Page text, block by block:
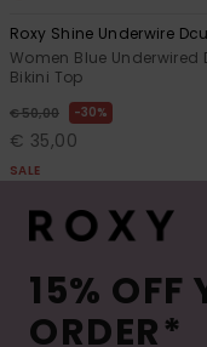
Roxy Shine Underwire
Women Blue Underwired
Bikini Top
€ 50,00 30%
€ 35,00
SALE
15% OFF
ORDER*